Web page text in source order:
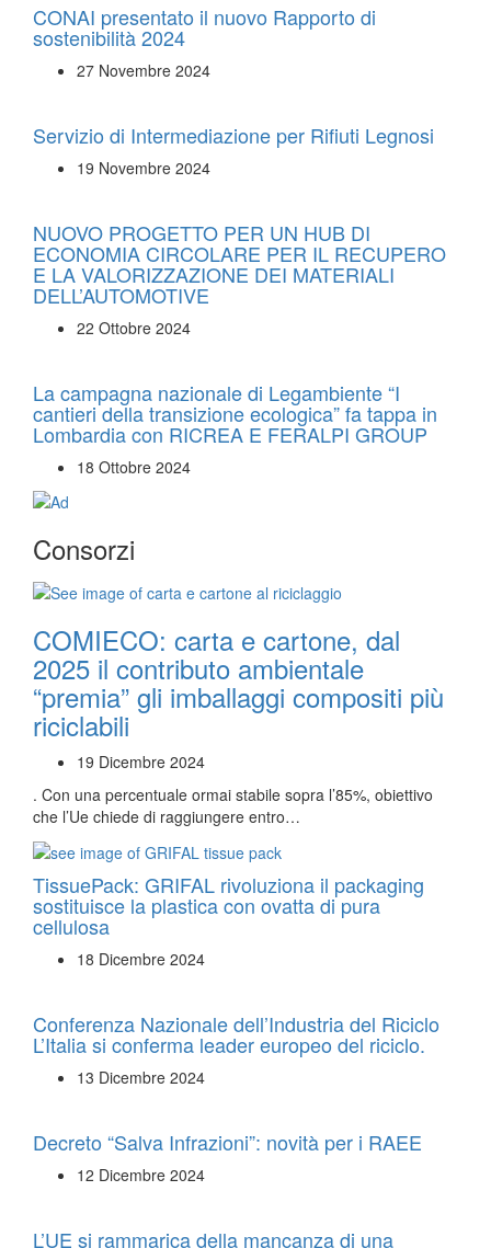
CONAI presentato il nuovo Rapporto di
sostenibilità 2024
27 Novembre 2024
Servizio di Intermediazione per Rifiuti Legnosi
19 Novembre 2024
NUOVO PROGETTO PER UN HUB DI
ECONOMIA CIRCOLARE PER IL RECUPERO
E LA VALORIZZAZIONE DEI MATERIALI
DELL’AUTOMOTIVE
22 Ottobre 2024
La campagna nazionale di Legambiente “I
cantieri della transizione ecologica” fa tappa in
Lombardia con RICREA E FERALPI GROUP
18 Ottobre 2024
Consorzi
COMIECO: carta e cartone, dal
2025 il contributo ambientale
“premia” gli imballaggi compositi più
riciclabili
19 Dicembre 2024
. Con una percentuale ormai stabile sopra l’85%, obiettivo
che l’Ue chiede di raggiungere entro…
TissuePack: GRIFAL rivoluziona il packaging
sostituisce la plastica con ovatta di pura
cellulosa
18 Dicembre 2024
Conferenza Nazionale dell’Industria del Riciclo
L’Italia si conferma leader europeo del riciclo.
13 Dicembre 2024
Decreto “Salva Infrazioni”: novità per i RAEE
12 Dicembre 2024
L’UE si rammarica della mancanza di una